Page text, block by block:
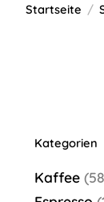
Startseite /
Kategorien
Kaffee